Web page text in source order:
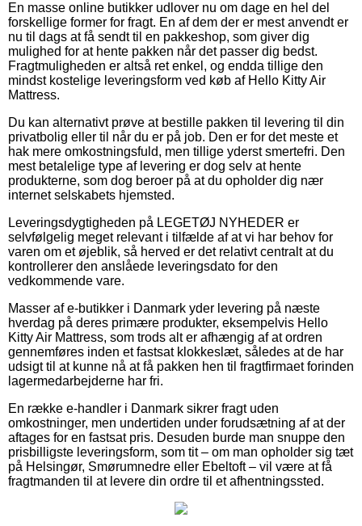
En masse online butikker udlover nu om dage en hel del
forskellige former for fragt. En af dem der er mest anvendt er
nu til dags at få sendt til en pakkeshop, som giver dig
mulighed for at hente pakken når det passer dig bedst.
Fragtmuligheden er altså ret enkel, og endda tillige den
mindst kostelige leveringsform ved køb af Hello Kitty Air
Mattress.
Du kan alternativt prøve at bestille pakken til levering til din
privatbolig eller til når du er på job. Den er for det meste et
hak mere omkostningsfuld, men tillige yderst smertefri. Den
mest betalelige type af levering er dog selv at hente
produkterne, som dog beroer på at du opholder dig nær
internet selskabets hjemsted.
Leveringsdygtigheden på LEGETØJ NYHEDER er
selvfølgelig meget relevant i tilfælde af at vi har behov for
varen om et øjeblik, så herved er det relativt centralt at du
kontrollerer den anslåede leveringsdato for den
vedkommende vare.
Masser af e-butikker i Danmark yder levering på næste
hverdag på deres primære produkter, eksempelvis Hello
Kitty Air Mattress, som trods alt er afhængig af at ordren
gennemføres inden et fastsat klokkeslæt, således at de har
udsigt til at kunne nå at få pakken hen til fragtfirmaet forinden
lagermedarbejderne har fri.
En række e-handler i Danmark sikrer fragt uden
omkostninger, men undertiden under forudsætning af at der
aftages for en fastsat pris. Desuden burde man snuppe den
prisbilligste leveringsform, som tit – om man opholder sig tæt
på Helsingør, Smørumnedre eller Ebeltoft – vil være at få
fragtmanden til at levere din ordre til et afhentningssted.